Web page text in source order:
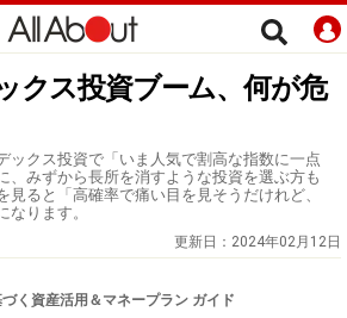
クス投資ブーム、何が危
ックス投資で「いま人気で割高な指数に一点
、みずから長所を消すような投資を選ぶ方も
見ると「高確率で痛い目を見そうだけれど、
なります。
更新日： 2024年02月12日
く資産活用＆マネープラン ガイド